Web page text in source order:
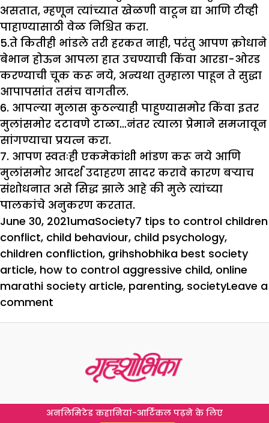
असतात, म्हणून त्यांच्यात खेळणी वाटून द्या आणि टीव्ही
पाहाण्यासाठी वेळ निश्चित करा.
5.ते कितीही भांडले तरी हरकत नाही, परंतु आपण क्रोधाने
बेभान होऊन आपला हात उचण्याची किंवा आरडा-ओरड
करण्याची चूक करू नये, अन्यथा तुम्हाला पाहून ते सुद्धा
आपापसांत तसंच वागतील.
6. आपल्या मुलास कुठल्याही पाहुण्यासमोर किंवा इतर
मुलांसमोर दटावणे टाळा…नंतर त्याला प्रेमाने समजावून
सांगण्याचा प्रयत्न करा.
7. आपण स्वतःही एकमेकांशी भांडण करू नये आणि
मुलांसमोर आदर्श उदाहरण सादर करावे कारण बर्‍याच
संशोधनात असे सिद्ध झाले आहे की मुले त्यांच्या
पालकांचे अनुकरण करतात.
Posted
on
June 30, 2021Author
umaCategories
SocietyTags
7 tips to control children
conflict, child behaviour, child psychology,
children confliction, grihshobhika best society
article, how to control aggressive child, online
marathi society article, parenting, societyLeave a
comment
नियंत्रित
करण्यासाठी
टिप्स
अनलिमिटेड कहानियां-आर्टिकल पढ़ने के लिए